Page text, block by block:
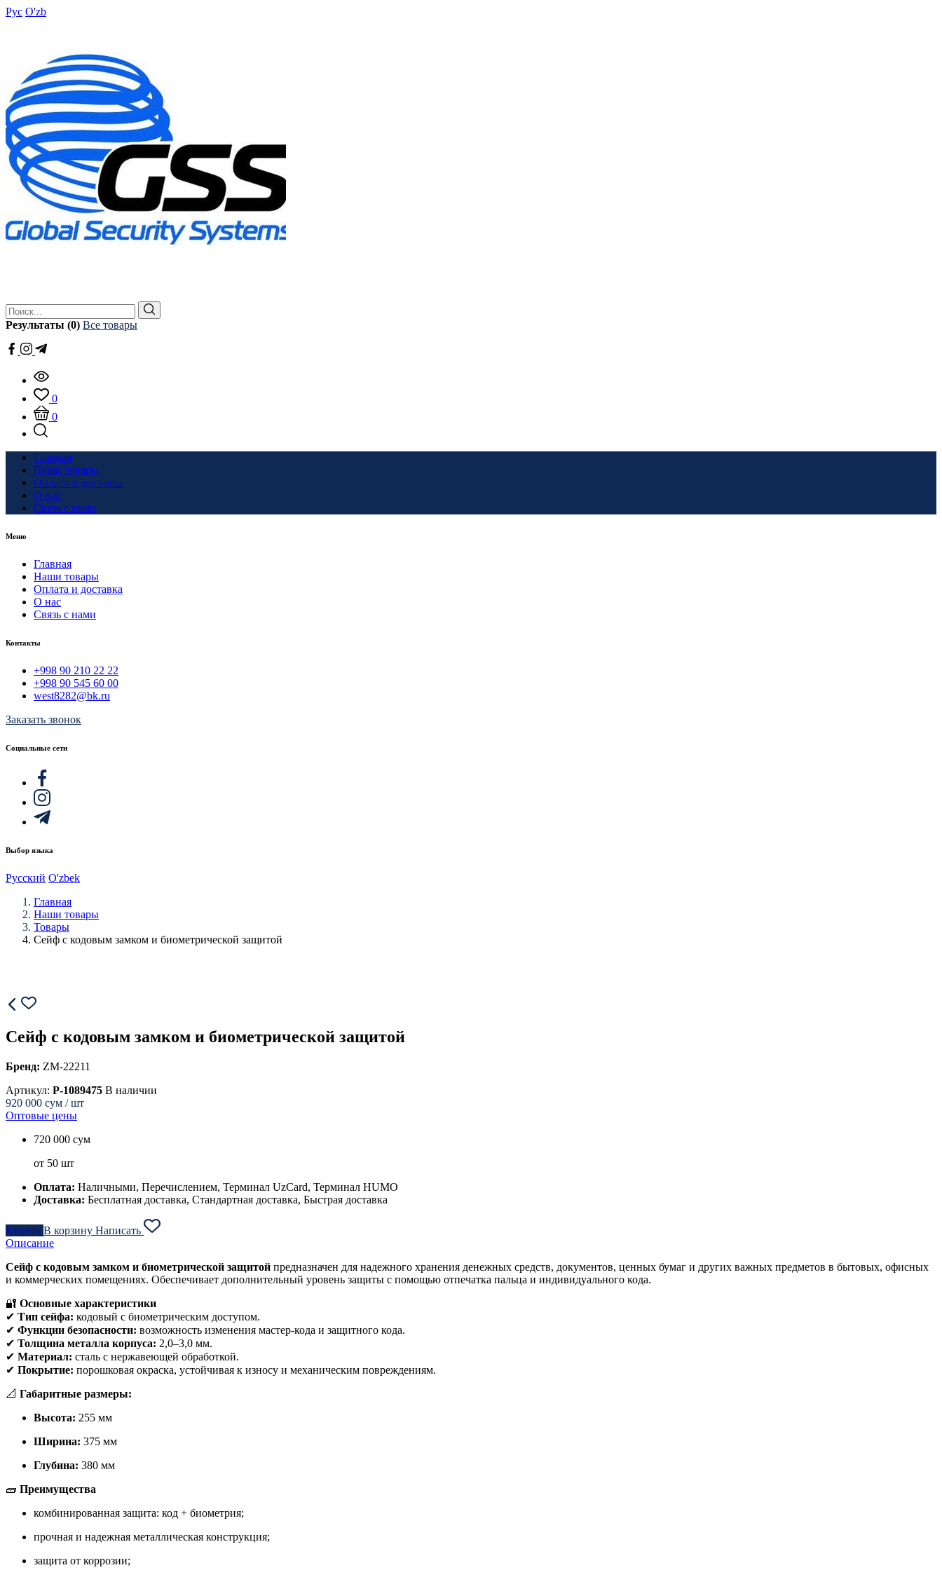
Рус O'zb
Результаты (0) Все товары
0
0
Главная
Наши товары
Оплата и доставка
О нас
Связь с нами
Меню
Главная
Наши товары
Оплата и доставка
О нас
Связь с нами
Контакты
+998 90 210 22 22
+998 90 545 60 00
west8282@bk.ru
Заказать звонок
Социальные сети
Выбор языка
Русский O'zbek
Главная
Наши товары
Товары
Сейф с кодовым замком и биометрической защитой
Сейф с кодовым замком и биометрической защитой
Бренд: ZM-22211
Артикул: P-1089475 В наличии
920 000 сум / шт
Оптовые цены
720 000 сум
от 50 шт
Оплата: Наличными, Перечислением, Терминал UzCard, Терминал HUMO
Доставка: Бесплатная доставка, Стандартная доставка, Быстрая доставка
Купить В корзину Написать
Описание
Сейф с кодовым замком и биометрической защитой предназначен для надежного хранения денежных средств, документов, ценных бумаг и других важных предметов в бытовых, офисных
и коммерческих помещениях. Обеспечивает дополнительный уровень защиты с помощью отпечатка пальца и индивидуального кода.
🔐 Основные характеристики
✔ Тип сейфа: кодовый с биометрическим доступом.
✔ Функции безопасности: возможность изменения мастер-кода и защитного кода.
✔ Толщина металла корпуса: 2,0–3,0 мм.
✔ Материал: сталь с нержавеющей обработкой.
✔ Покрытие: порошковая окраска, устойчивая к износу и механическим повреждениям.
📐 Габаритные размеры:
Высота: 255 мм
Ширина: 375 мм
Глубина: 380 мм
🧱 Преимущества
комбинированная защита: код + биометрия;
прочная и надежная металлическая конструкция;
защита от коррозии;